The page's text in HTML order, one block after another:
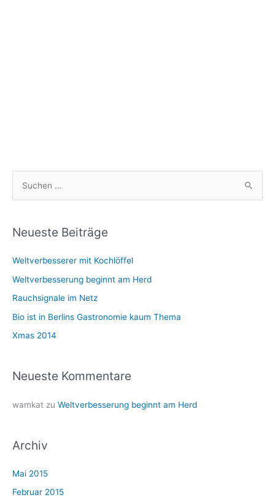
h
n
n
a
Neueste Beiträge
Weltverbesserer mit Kochlöffel
Weltverbesserung beginnt am Herd
Rauchsignale im Netz
Bio ist in Berlins Gastronomie kaum Thema
Xmas 2014
Neueste Kommentare
wamkat zu Weltverbesserung beginnt am Herd
Archiv
Mai 2015
Februar 2015